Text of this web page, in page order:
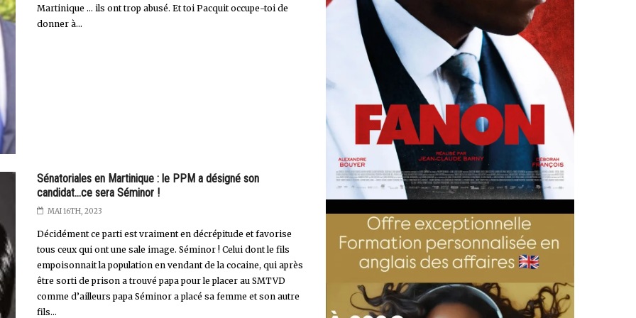
Martinique … ils ont trop abusé. Et toi Pacquit occupe-toi de
donner à...
Sénatoriales en Martinique : le PPM a désigné son
candidat...ce sera Séminor !
MAI 16TH, 2023
Décidément ce parti est vraiment en décrépitude et favorise
tous ceux qui ont une sale image. Séminor ! Celui dont le fils
empoisonnait la population en vendant de la cocaine, qui après
être sorti de prison a trouvé papa pour le placer au SMTVD
comme d’ailleurs papa Séminor a placé sa femme et son autre
fils...